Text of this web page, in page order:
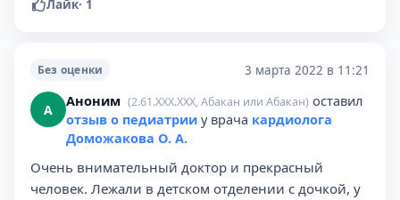
Лайк· 1
Без оценки 3 марта 2022 в 11:21
А Аноним (2.61.XXX.XXX, Абакан или Абакан) оставил
отзыв о педиатрии у врача кардиолога
Доможакова О. А.
Очень внимательный доктор и прекрасный
человек. Лежали в детском отделении с дочкой, у